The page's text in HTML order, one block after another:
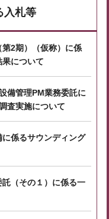
入札等
2期）（仮称）に係
について
備管理PM業務委託に
査実施について
係るサウンディング
（その１）に係る一